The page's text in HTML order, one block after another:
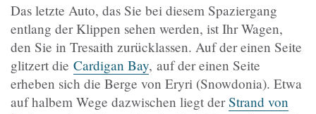
Das letzte Auto, das Sie bei diesem Spaziergang
entlang der Klippen sehen werden, ist Ihr Wagen,
den Sie in Tresaith zurücklassen. Auf der einen Seite
glitzert die Cardigan Bay, auf der einen Seite
erheben sich die Berge von Eryri (Snowdonia). Etwa
auf halbem Wege dazwischen liegt derStrand von